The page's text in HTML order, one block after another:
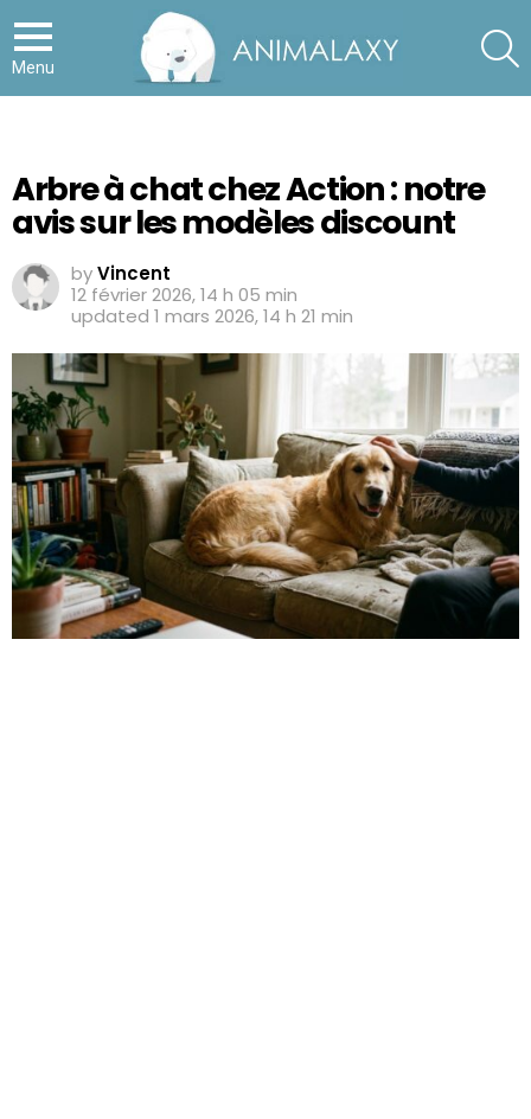
Menu
Arbre à chat chez Action : notre
avis sur les modèles discount
byVincent
12 février 2026, 14 h 05 min
updated 1 mars 2026, 14 h 21 min